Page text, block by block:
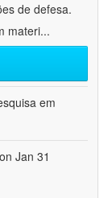
de defesa.
materi...
em
Jan 31